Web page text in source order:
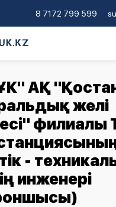
8 7172 799 599
АҚ
желі
филиалы
-
инженері